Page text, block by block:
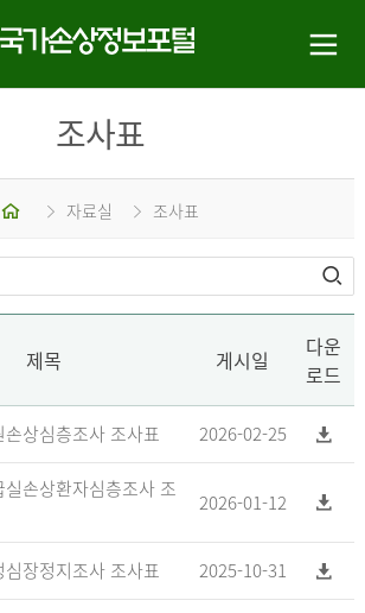
조사표
홈 자료실 조사표
제목 게시일
다운
로드
상심층조사 조사표 2026-02-25
손상환자심층조사 조
2026-01-12
장정지조사 조사표 2025-10-31